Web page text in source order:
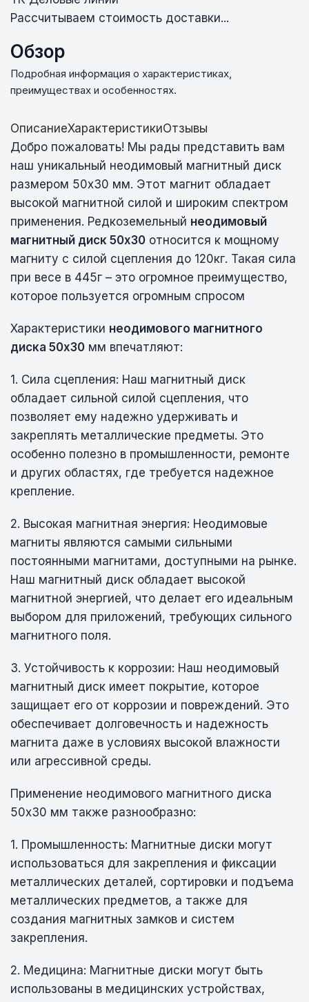
Рассчитываем стоимость доставки...
Обзор
Подробная информация о характеристиках,
преимуществах и особенностях.
ОписаниеХарактеристикиОтзывы
Добро пожаловать! Мы рады представить вам
наш уникальный неодимовый магнитный диск
размером 50х30 мм. Этот магнит обладает
высокой магнитной силой и широким спектром
применения. Редкоземельный неодимовый
магнитный диск 50х30 относится к мощному
магниту с силой сцепления до 120кг. Такая сила
при весе в 445г – это огромное преимущество,
которое пользуется огромным спросом
Характеристики неодимового магнитного
диска 50х30 мм впечатляют:
1. Сила сцепления: Наш магнитный диск
обладает сильной силой сцепления, что
позволяет ему надежно удерживать и
закреплять металлические предметы. Это
особенно полезно в промышленности, ремонте
и других областях, где требуется надежное
крепление.
2. Высокая магнитная энергия: Неодимовые
магниты являются самыми сильными
постоянными магнитами, доступными на рынке.
Наш магнитный диск обладает высокой
магнитной энергией, что делает его идеальным
выбором для приложений, требующих сильного
магнитного поля.
3. Устойчивость к коррозии: Наш неодимовый
магнитный диск имеет покрытие, которое
защищает его от коррозии и повреждений. Это
обеспечивает долговечность и надежность
магнита даже в условиях высокой влажности
или агрессивной среды.
Применение неодимового магнитного диска
50х30 мм также разнообразно:
1. Промышленность: Магнитные диски могут
использоваться для закрепления и фиксации
металлических деталей, сортировки и подъема
металлических предметов, а также для
создания магнитных замков и систем
закрепления.
2. Медицина: Магнитные диски могут быть
использованы в медицинских устройствах,